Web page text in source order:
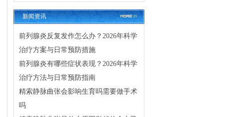
新闻资讯
前列腺炎反复发作怎么办？2026年科学
治疗方案与日常预防措施
前列腺炎有哪些症状表现？2026年科学
治疗方法与日常预防指南
精索静脉曲张会影响生育吗需要做手术
吗